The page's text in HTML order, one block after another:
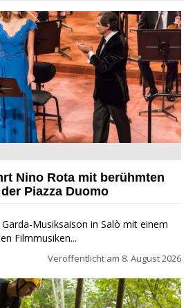
Salò ehrt Nino Rota
Nino Rota mit berühmten
Piazza Duomo
Musiksaison in Salò mit einem
Filmmusiken...
Veröffentlicht am 8. August 2026